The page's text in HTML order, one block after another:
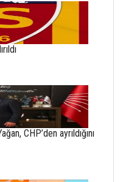
26 Subat 2026
METİN ERTEM
SEMRA ŞAHİN
KENDİNE UYANMAK
CHP’den ayrıldığını